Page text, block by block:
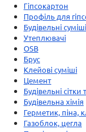
Гіпсокартон
Профіль для
Будівельні суміші
Утеплювачі
OSB
Брус
Клейові суміші
Цемент
Будівельні
Будівельна хімія
Герметик, піна,
Газоблок, цегла